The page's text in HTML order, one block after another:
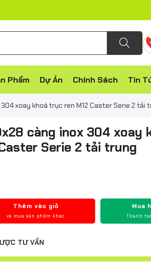
Phẩm Dự Án Chính Sách Tin
xoay khoá trục ren M12 Caster Serie 2 tải
càng inox 304 xoay
Serie 2 tải trung
Thêm vào giỏ
và mua sản phẩm khác
Mua
Thanh
TƯ VẤN